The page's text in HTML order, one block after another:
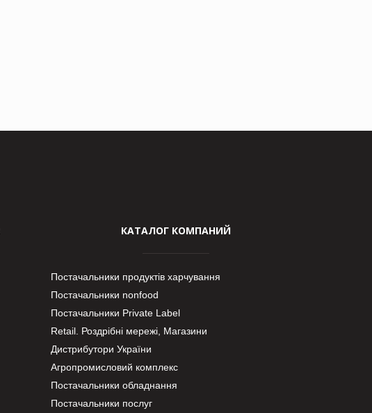
КАТАЛОГ КОМПАНИЙ
Постачальники продуктів харчування
Постачальники nonfood
Постачальники Private Label
Retail. Роздрібні мережі, Магазини
Дистрибутори України
Агропромисловий комплекс
Постачальники обладнання
Постачальники послуг